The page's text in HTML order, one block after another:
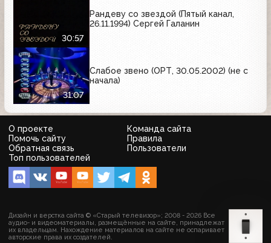
30:57
Рандеву со звездой (Пятый канал,
26.11.1994) Сергей Галанин
31:07
Слабое звено (ОРТ, 30.05.2002) (не с
начала)
О проекте
Команда сайта
Помочь сайту
Правила
Обратная связь
Пользователи
Топ пользователей
Дизайн и верстка сайта © «Старый телевизор»; 2008 - 2026 Все
аудио- и видеоматериалы, размещённые на сайте, принадлежат
их владельцам. Нахождение материалов на сайте не оспаривает
авторские права их создателей.